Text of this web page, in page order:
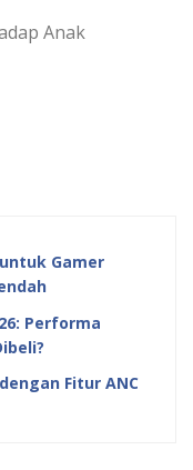
Anak
Gamer
Performa
Fitur ANC